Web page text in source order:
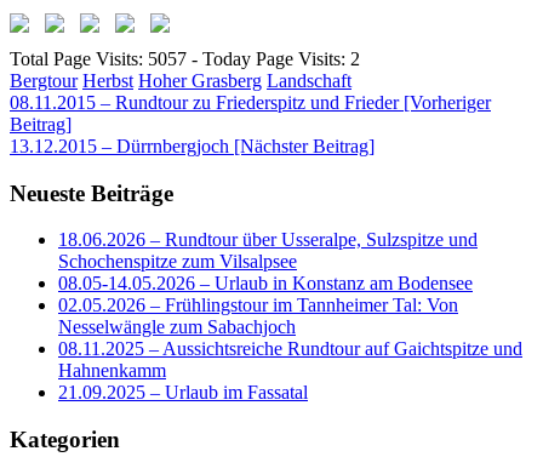
Total Page Visits: 5057 - Today Page Visits: 2
Bergtour Herbst Hoher Grasberg Landschaft
Beitragsnavigation
08.11.2015 – Rundtour zu Friederspitz und Frieder [Vorheriger
Beitrag]
13.12.2015 – Dürrnbergjoch [Nächster Beitrag]
Neueste Beiträge
18.06.2026 – Rundtour über Usseralpe, Sulzspitze und
Schochenspitze zum Vilsalpsee
08.05-14.05.2026 – Urlaub in Konstanz am Bodensee
02.05.2026 – Frühlingstour im Tannheimer Tal: Von
Nesselwängle zum Sabachjoch
08.11.2025 – Aussichtsreiche Rundtour auf Gaichtspitze und
Hahnenkamm
21.09.2025 – Urlaub im Fassatal
Kategorien